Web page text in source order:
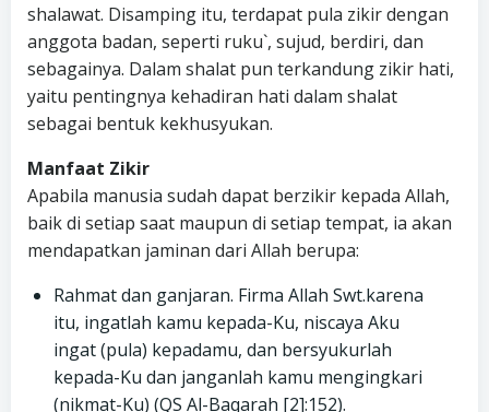
shalawat. Disamping itu, terdapat pula zikir dengan
anggota badan, seperti ruku`, sujud, berdiri, dan
sebagainya. Dalam shalat pun terkandung zikir hati,
yaitu pentingnya kehadiran hati dalam shalat
sebagai bentuk kekhusyukan.
Manfaat Zikir
Apabila manusia sudah dapat berzikir kepada Allah,
baik di setiap saat maupun di setiap tempat, ia akan
mendapatkan jaminan dari Allah berupa:
Rahmat dan ganjaran. Firma Allah Swt.karena
itu, ingatlah kamu kepada-Ku, niscaya Aku
ingat (pula) kepadamu, dan bersyukurlah
kepada-Ku dan janganlah kamu mengingkari
(nikmat-Ku) (QS Al-Baqarah [2]:152).